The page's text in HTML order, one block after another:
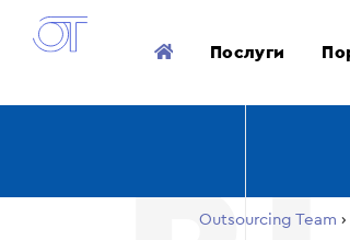
Послуги
Outsourcing Team ›